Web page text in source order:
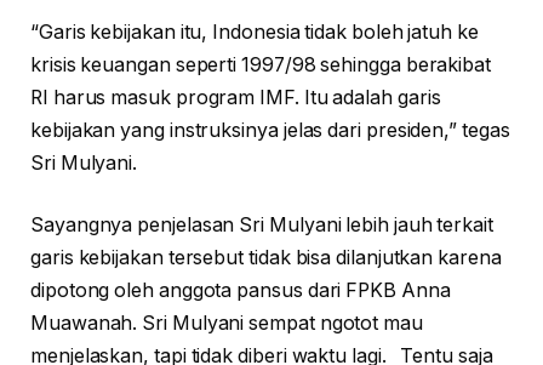
“Garis kebijakan itu, Indonesia tidak boleh jatuh ke
krisis keuangan seperti 1997/98 sehingga berakibat
RI harus masuk program IMF. Itu adalah garis
kebijakan yang instruksinya jelas dari presiden,” tegas
Sri Mulyani.
Sayangnya penjelasan Sri Mulyani lebih jauh terkait
garis kebijakan tersebut tidak bisa dilanjutkan karena
dipotong oleh anggota pansus dari FPKB Anna
Muawanah. Sri Mulyani sempat ngotot mau
menjelaskan, tapi tidak diberi waktu lagi. Tentu saja